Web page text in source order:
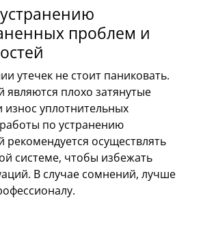
проблем и
утечек не стоит паниковать.
являются плохо затянутые
износ уплотнительных
по устранению
рекомендуется осуществлять
системе, чтобы избежать
В случае сомнений, лучше